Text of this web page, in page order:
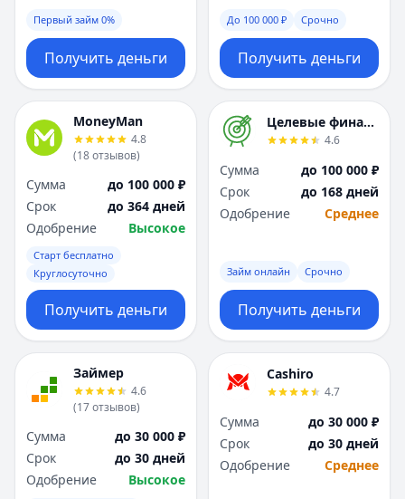
Первый займ 0%
Получить деньги
До 100 000 ₽ Срочно
Получить деньги
MoneyMan
4.8
(18отзывов)
Сумма
до 100 000 ₽
Срок
до 364 дней
Одобрение
Высокое
Старт бесплатно
Круглосуточно
Получить деньги
Целевые финансы
4.6
Сумма
до 100 000 ₽
Срок
до 168 дней
Одобрение
Среднее
Займ онлайн Срочно
Получить деньги
Займер
4.6
(17отзывов)
Сумма
до 30 000 ₽
Срок
до 30 дней
Одобрение
Высокое
Cashiro
4.7
Сумма
до 30 000 ₽
Срок
до 30 дней
Одобрение
Среднее